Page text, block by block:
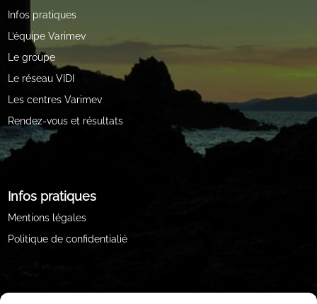
Infos pratiques
L’équipe Varimev
Le groupe
Le réseau VIDI
Les centres Varimev
Rendez-vous et résultats
Infos pratiques
Mentions légales
Politique de confidentialié